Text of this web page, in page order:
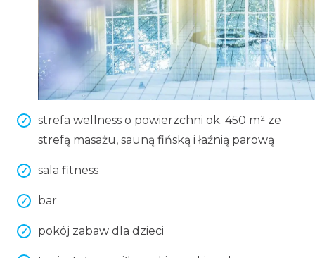
strefa wellness o powierzchni ok. 450 m² ze
strefą masażu, sauną fińską i łaźnią parową
sala fitness
bar
pokój zabaw dla dzieci